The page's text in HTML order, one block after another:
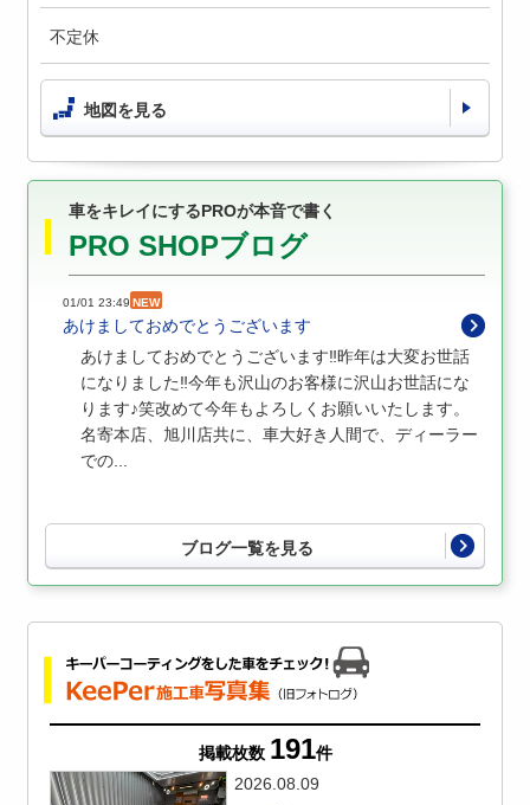
不定休
地図を見る
車をキレイにするPROが本音で書く
PRO SHOPブログ
01/01 23:49 NEW
あけましておめでとうございます
あけましておめでとうございます‼︎昨年は大変お世話
になりました‼︎今年も沢山のお客様に沢山お世話にな
ります♪笑改めて今年もよろしくお願いいたします。
名寄本店、旭川店共に、車大好き人間で、ディーラー
での...
ブログ一覧を見る
掲載枚数 191件
2026.08.09